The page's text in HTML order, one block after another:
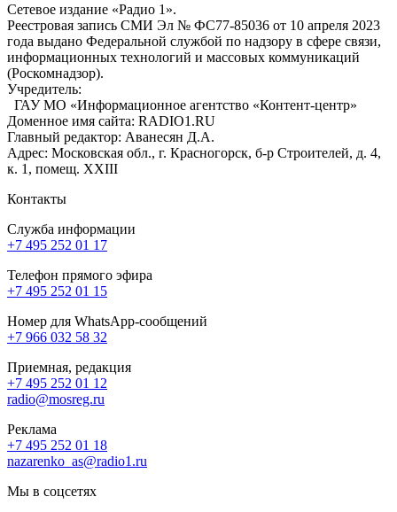
Сетевое издание «Радио 1».
Реестровая запись СМИ Эл № ФС77-85036 от 10 апреля 2023
года выдано Федеральной службой по надзору в сфере связи,
информационных технологий и массовых коммуникаций
(Роскомнадзор).
Учредитель:
ГАУ МО «Информационное агентство «Контент-центр»
Доменное имя сайта: RADIO1.RU
Главный редактор: Аванесян Д.А.
Адрес: Московская обл., г. Красногорск, б-р Строителей, д. 4,
к. 1, помещ. XXIII
Контакты
Служба информации
+7 495 252 01 17
Телефон прямого эфира
+7 495 252 01 15
Номер для WhatsApp-сообщений
+7 966 032 58 32
Приемная, редакция
+7 495 252 01 12
radio@mosreg.ru
Реклама
+7 495 252 01 18
nazarenko_as@radio1.ru
Мы в соцсетях